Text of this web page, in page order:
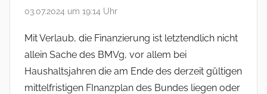
03.07.2024 um 19:14 Uhr
Mit Verlaub, die Finanzierung ist letztendlich nicht
allein Sache des BMVg, vor allem bei
Haushaltsjahren die am Ende des derzeit gültigen
mittelfristigen FInanzplan des Bundes liegen oder